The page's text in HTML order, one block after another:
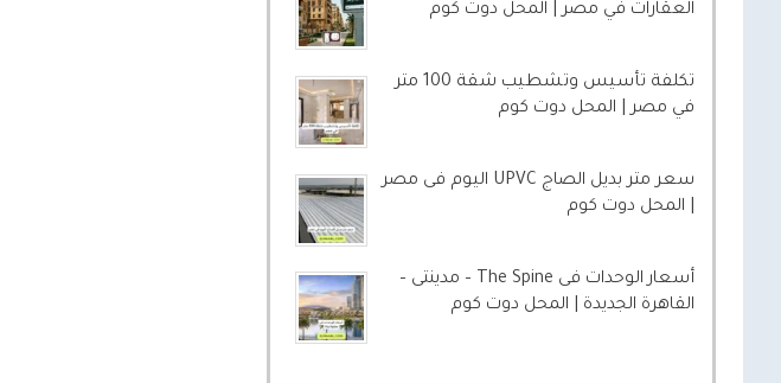
العقارات في مصر | المحل دوت كوم
تكلفة تأسيس وتشطيب شقة 100 متر
في مصر | المحل دوت كوم
سعر متر بديل الصاج UPVC اليوم فى مصر
| المحل دوت كوم
أسعار الوحدات فى The Spine – مدينتى –
القاهرة الجديدة | المحل دوت كوم